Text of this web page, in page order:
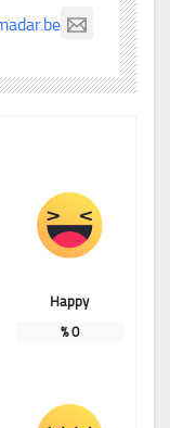
Happy
0
%